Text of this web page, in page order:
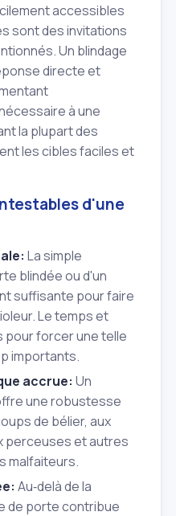
accessibles
sont des invitations
Un blindage
directe et
à une
la plupart des
les cibles faciles et
d'une
La simple
blindée ou d'un
suffisante pour faire
Le temps et
forcer une telle
importants.
accrue: Un
une robustesse
de bélier, aux
perceuses et autres
malfaiteurs.
Au‑delà de la
de porte contribue